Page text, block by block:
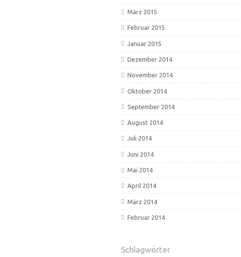
März 2015
Februar 2015
Januar 2015
Dezember 2014
November 2014
Oktober 2014
September 2014
August 2014
Juli 2014
Juni 2014
Mai 2014
April 2014
März 2014
Februar 2014
Schlagwörter